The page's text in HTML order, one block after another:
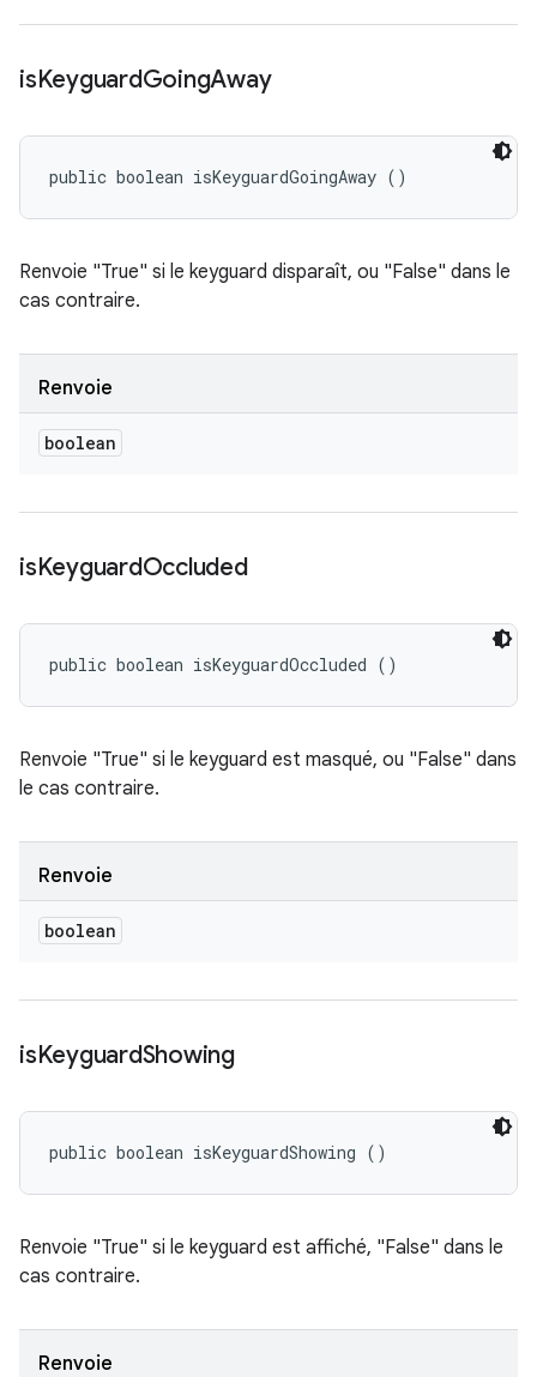
isKeyguardGoingAway
public boolean isKeyguardGoingAway ()
Renvoie "True" si le keyguard disparaît, ou "False" dans le
cas contraire.
Renvoie
boolean
isKeyguardOccluded
public boolean isKeyguardOccluded ()
Renvoie "True" si le keyguard est masqué, ou "False" dans
le cas contraire.
Renvoie
boolean
isKeyguardShowing
public boolean isKeyguardShowing ()
Renvoie "True" si le keyguard est affiché, "False" dans le
cas contraire.
Renvoie